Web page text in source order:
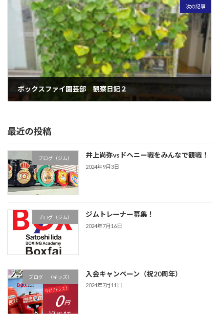
次の記事
ボックスファイ園芸部 観察日記２
最近の投稿
ブログ（ジム） 井上尚弥vsドヘニー戦をみんなで観戦！
2024年9月3日
ブログ（ジム） ジムトレーナー募集！
2024年7月16日
ブログ （キッズ） 入会キャンペーン（祝20周年）
2024年7月11日